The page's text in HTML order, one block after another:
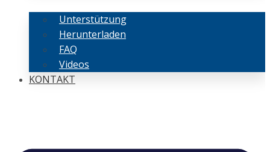
Unterstützung
Herunterladen
FAQ
Videos
KONTAKT